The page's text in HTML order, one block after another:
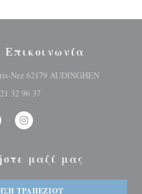
Nez 62179 AUDINGHEN
32 96 37
((ανοίγει σε νέο
Instagram ((ανοίγει σε νέο
μαζί μας
ΤΡΑΠΕΖΙΟΎ